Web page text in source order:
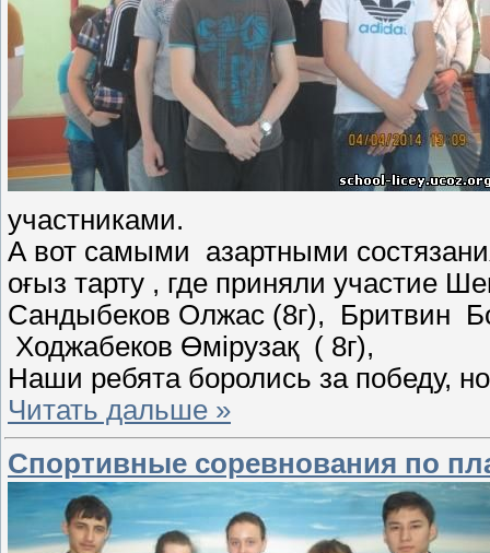
участниками.
А вот самыми азартными
оғыз тарту , где приняли участие
Сандыбеков Олжас (8г), Бритвин
Ходжабеков Өмірузақ ( 8г),
Наши ребята боролись за победу,
Читать дальше »
Спортивные соревнования по